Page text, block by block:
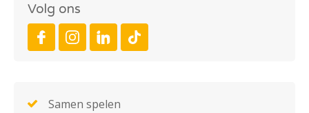
Volg ons
Samen spelen